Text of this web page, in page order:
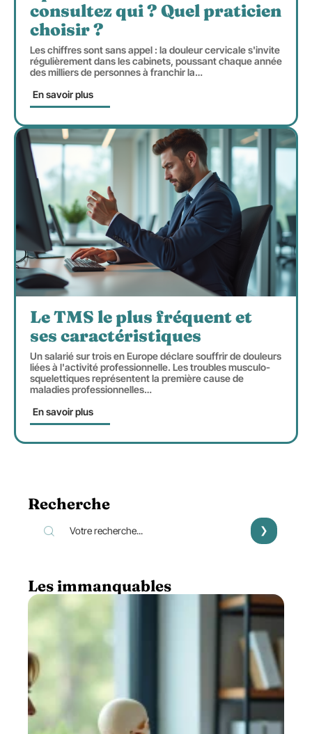
consultez qui ? Quel praticien
choisir ?
Les chiffres sont sans appel : la douleur cervicale s'invite
régulièrement dans les cabinets, poussant chaque année
des milliers de personnes à franchir la…
En savoir plus
Le TMS le plus fréquent et
ses caractéristiques
Un salarié sur trois en Europe déclare souffrir de douleurs
liées à l'activité professionnelle. Les troubles musculo-
squelettiques représentent la première cause de
maladies professionnelles…
En savoir plus
Recherche
Les immanquables